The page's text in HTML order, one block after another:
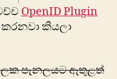
OpenID Plugin
කියලා
පැනලයට ඇතුළත්